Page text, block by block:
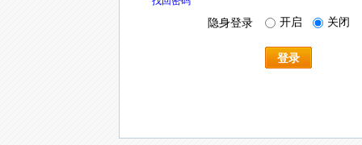
隐身登录 开启 关闭
登录